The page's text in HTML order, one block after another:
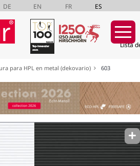
DE EN FR ES
Lista
para HPL en metal (dekovario) 603